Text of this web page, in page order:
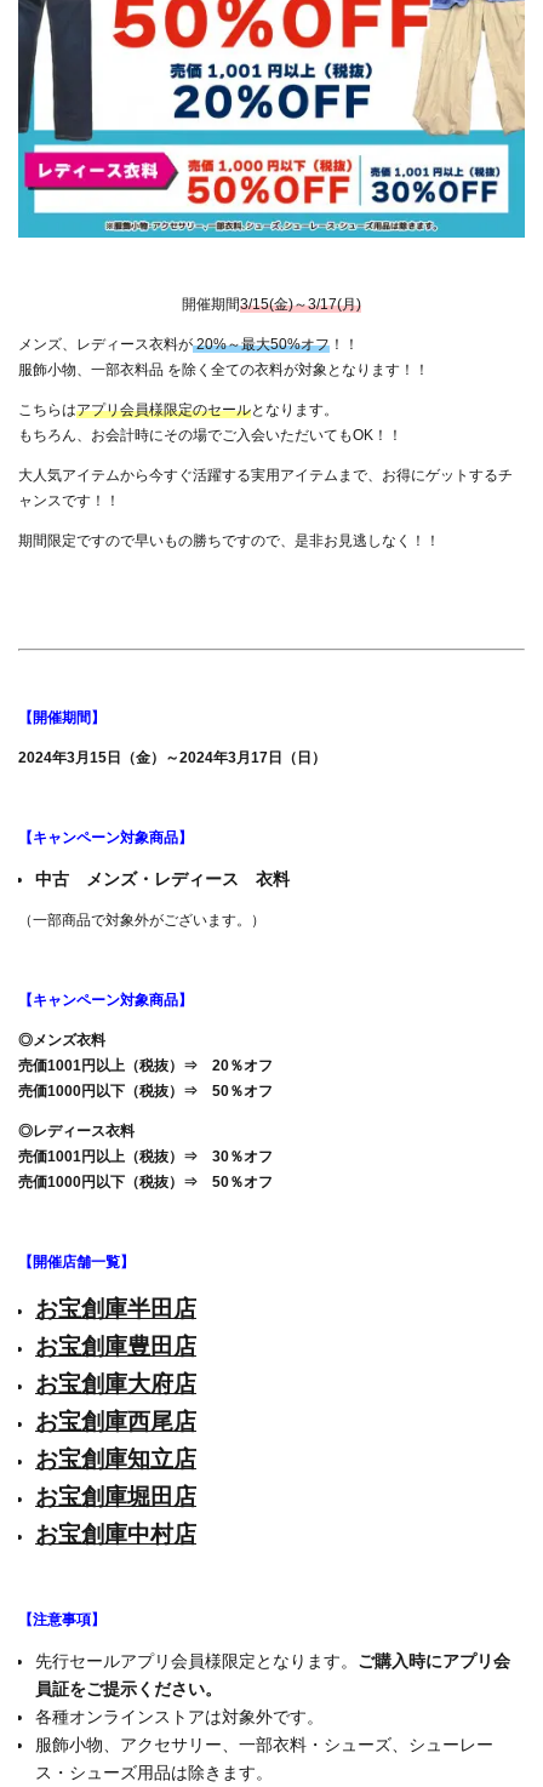
開催期間3/15(金)～3/17(月)
メンズ、レディース衣料が20%～最大50%オフ ！！
服飾小物、一部衣料品 を除く全ての衣料が対象となります！！
こちらはアプリ会員様限定のセールとなります。
もちろん、お会計時にその場でご入会いただいてもOK！！
大人気アイテムから今すぐ活躍する実用アイテムまで、お得にゲットするチ
ャンスです！！
期間限定ですので早いもの勝ちですので、是非お見逃しなく！！
【開催期間】
2024年3月15日（金）～2024年3月17日（日）
【キャンペーン対象商品】
中古 メンズ・レディース 衣料
（一部商品で対象外がございます。）
【キャンペーン対象商品】
◎メンズ衣料
売価1001円以上（税抜）⇒ 20％オフ
売価1000円以下（税抜）⇒ 50％オフ
◎レディース衣料
売価1001円以上（税抜）⇒ 30％オフ
売価1000円以下（税抜）⇒ 50％オフ
【開催店舗一覧】
お宝創庫半田店
お宝創庫豊田店
お宝創庫大府店
お宝創庫西尾店
お宝創庫知立店
お宝創庫堀田店
お宝創庫中村店
【注意事項】
先行セールアプリ会員様限定となります。 ご購入時にアプリ会
員証をご提示ください。
各種オンラインストアは対象外です。
服飾小物、アクセサリー、一部衣料・シューズ、シューレー
ス・シューズ用品は除きます。